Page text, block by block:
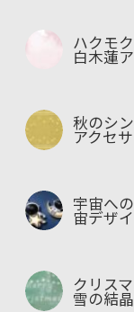
ハクモ
白木蓮
秋のシ
アクセ
宇宙へ
宙デザ
クリス
雪の結